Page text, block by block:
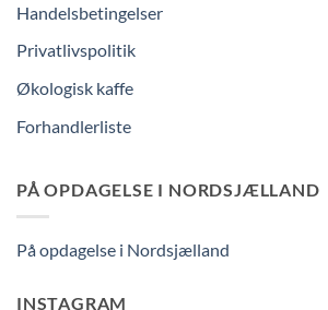
Handelsbetingelser
Privatlivspolitik
Økologisk kaffe
Forhandlerliste
PÅ OPDAGELSE I NORDSJÆLLAND
På opdagelse i Nordsjælland
INSTAGRAM